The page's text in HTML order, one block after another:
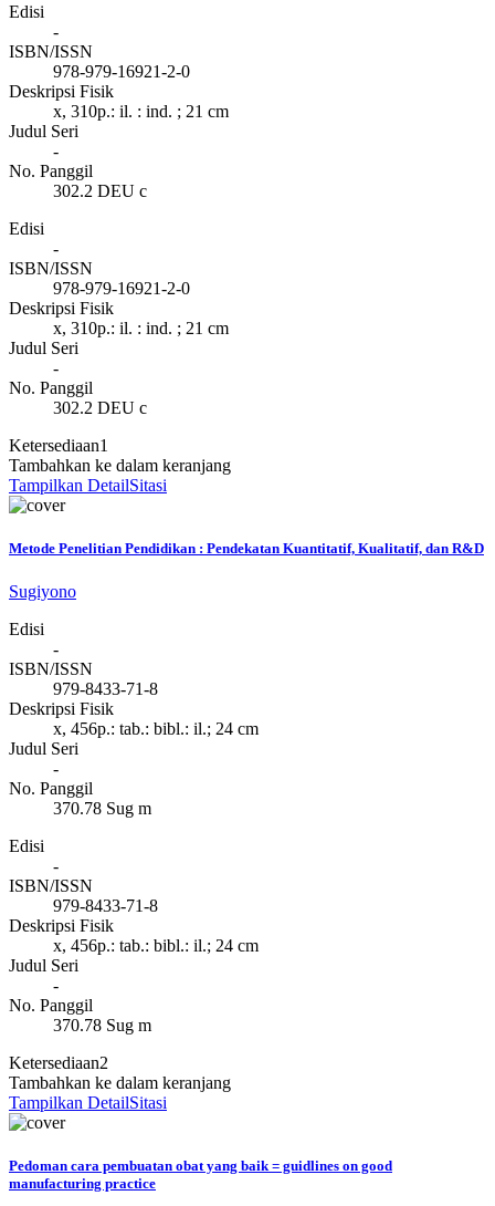
Edisi
-
ISBN/ISSN
978-979-16921-2-0
Deskripsi Fisik
x, 310p.: il. : ind. ; 21 cm
Judul Seri
-
No. Panggil
302.2 DEU c
Edisi
-
ISBN/ISSN
978-979-16921-2-0
Deskripsi Fisik
x, 310p.: il. : ind. ; 21 cm
Judul Seri
-
No. Panggil
302.2 DEU c
Ketersediaan1
Tambahkan ke dalam keranjang
Tampilkan DetailSitasi
Metode Penelitian Pendidikan : Pendekatan Kuantitatif, Kualitatif, dan R&D
Sugiyono
Edisi
-
ISBN/ISSN
979-8433-71-8
Deskripsi Fisik
x, 456p.: tab.: bibl.: il.; 24 cm
Judul Seri
-
No. Panggil
370.78 Sug m
Edisi
-
ISBN/ISSN
979-8433-71-8
Deskripsi Fisik
x, 456p.: tab.: bibl.: il.; 24 cm
Judul Seri
-
No. Panggil
370.78 Sug m
Ketersediaan2
Tambahkan ke dalam keranjang
Tampilkan DetailSitasi
Pedoman cara pembuatan obat yang baik = guidlines on good
manufacturing practice